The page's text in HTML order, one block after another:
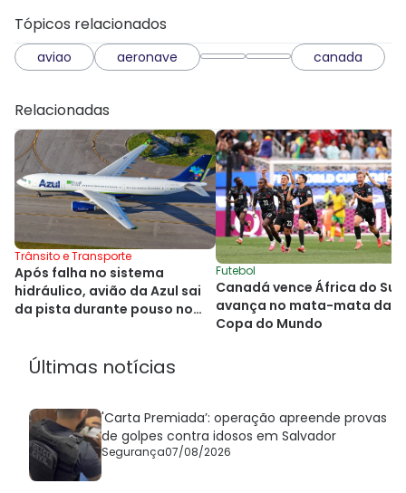
Tópicos relacionados
aviao aeronave canada
Relacionadas
Trânsito e Transporte
Após falha no sistema
hidráulico, avião da Azul sai
da pista durante pouso no
Futebol
Canadá vence África do Sul
avança no mata-mata da
Copa do Mundo
Últimas notícias
'Carta Premiada’: operação apreende provas
de golpes contra idosos em Salvador
Segurança07/08/2026